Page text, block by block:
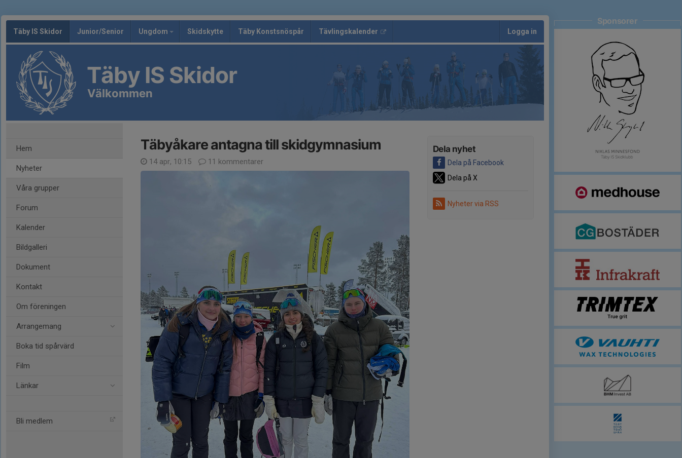
Täby IS Skidor Junior/Senior Ungdom Skidskytte Täby Konstsnöspår Tävlingskalender Logga in
Täby IS Skidor
Välkommen
Hem
Nyheter
Våra grupper
Forum
Kalender
Bildgalleri
Dokument
Kontakt
Om föreningen
Arrangemang
Boka tid spårvärd
Film
Länkar
Bli medlem
Dela nyhet
Dela på Facebook
Dela på X
Nyheter via RSS
Täbyåkare antagna till skidgymnasium
14 apr, 10:15 11 kommentarer
Sponsorer